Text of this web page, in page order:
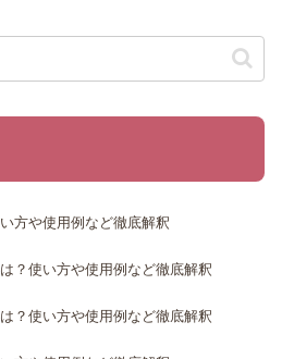
方や使用例など徹底解釈
？使い方や使用例など徹底解釈
？使い方や使用例など徹底解釈